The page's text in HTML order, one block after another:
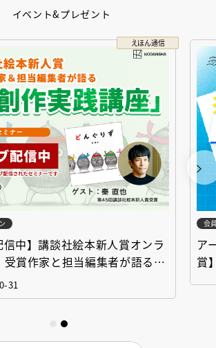
イベント&プレゼント
えほん通信
信中】講談社絵本新人賞オンラ
賞作家と担当編集者が語る
座」
31
会
ア
賞